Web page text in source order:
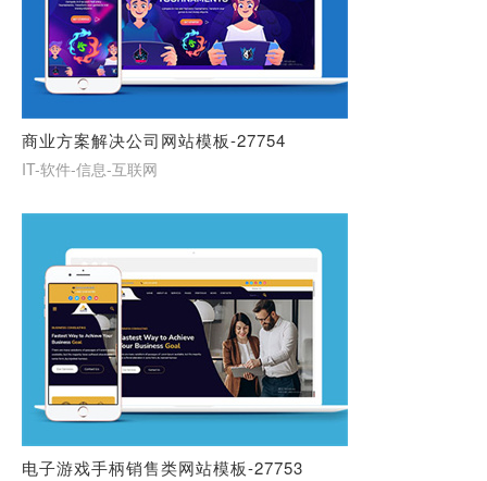
商业方案解决公司网站模板-27754
IT-软件-信息-互联网
电子游戏手柄销售类网站模板-27753